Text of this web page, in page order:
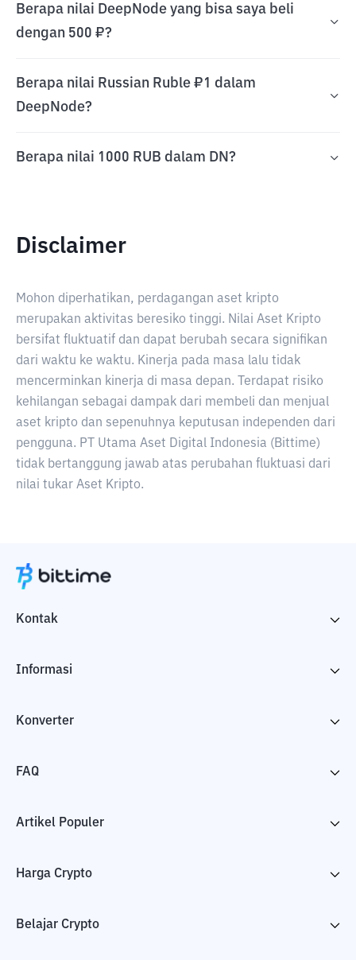
Berapa nilai DeepNode yang bisa saya beli
dengan 500 ₽?
Berapa nilai Russian Ruble ₽1 dalam
DeepNode?
Berapa nilai 1000 RUB dalam DN?
Disclaimer
Mohon diperhatikan, perdagangan aset kripto
merupakan aktivitas beresiko tinggi. Nilai Aset Kripto
bersifat fluktuatif dan dapat berubah secara signifikan
dari waktu ke waktu. Kinerja pada masa lalu tidak
mencerminkan kinerja di masa depan. Terdapat risiko
kehilangan sebagai dampak dari membeli dan menjual
aset kripto dan sepenuhnya keputusan independen dari
pengguna. PT Utama Aset Digital Indonesia (Bittime)
tidak bertanggung jawab atas perubahan fluktuasi dari
nilai tukar Aset Kripto.
Kontak
Informasi
Konverter
FAQ
Artikel Populer
Harga Crypto
Belajar Crypto